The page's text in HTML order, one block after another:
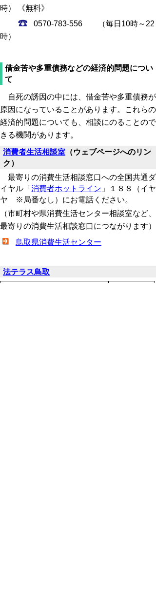
時） 《無料》
0570-783-556 （毎日10時～22
時）
借金苦や多重債務などの経済的問題につい
て
自死の誘因の中には、借金苦や多重債務が
原因になっていることがあります。これらの
経済的問題についても、相談にのることので
きる機関があります。
消費者生活相談室 （ウェブページへのリン
ク）
最寄りの消費生活相談窓口への全国共通ダ
イヤル「 消費者ホットライン 」１８８（イヤ
ヤ ※局番なし）にお電話ください。
（市町村や県消費生活センター相談室など、
最寄りの消費生活相談窓口につながります）
鳥取県消費生活センター
法テラス鳥取